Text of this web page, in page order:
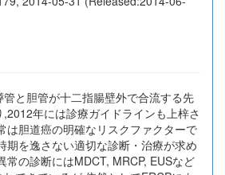
と胆管が十二指腸壁外で合流する先
年には診療ガイドラインも上梓さ
は胆道癌の明確なリスクファクターで
期を逸さない適切な診断・治療が求め
常の診断にはMDCT, MRCP, EUSなど